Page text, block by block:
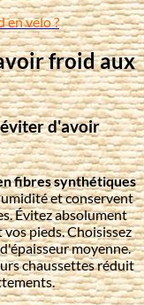
en velo ?
froid aux
d'avoir
fibres synthétiques
et conservent
Évitez absolument
pieds. Choisissez
moyenne.
chaussettes réduit